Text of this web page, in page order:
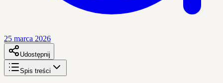
25 marca 2026
Udostępnij
Spis treści